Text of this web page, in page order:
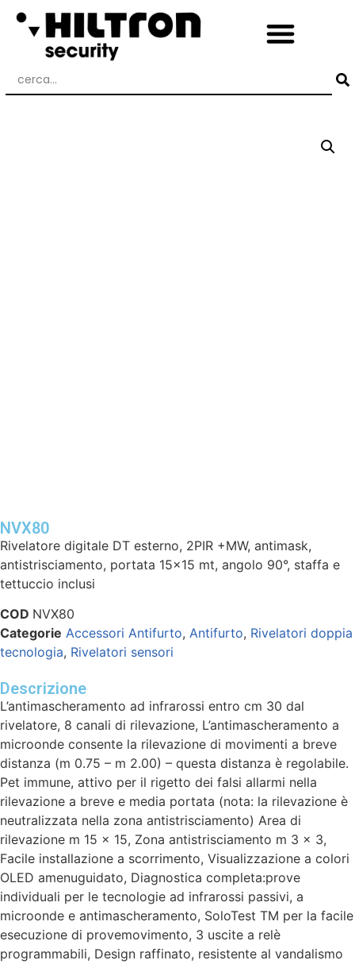
NVX80
Rivelatore digitale DT esterno, 2PIR +MW, antimask,
antistrisciamento, portata 15×15 mt, angolo 90°, staffa e
tettuccio inclusi
COD NVX80
Categorie Accessori Antifurto, Antifurto, Rivelatori doppia
tecnologia, Rivelatori sensori
Descrizione
L’antimascheramento ad infrarossi entro cm 30 dal
rivelatore, 8 canali di rilevazione, L’antimascheramento a
microonde consente la rilevazione di movimenti a breve
distanza (m 0.75 – m 2.00) – questa distanza è regolabile.
Pet immune, attivo per il rigetto dei falsi allarmi nella
rilevazione a breve e media portata (nota: la rilevazione è
neutralizzata nella zona antistrisciamento) Area di
rilevazione m 15 x 15, Zona antistrisciamento m 3 x 3,
Facile installazione a scorrimento, Visualizzazione a colori
OLED amenuguidato, Diagnostica completa:prove
individuali per le tecnologie ad infrarossi passivi, a
microonde e antimascheramento, SoloTest TM per la facile
esecuzione di provemovimento, 3 uscite a relè
programmabili, Design raffinato, resistente al vandalismo